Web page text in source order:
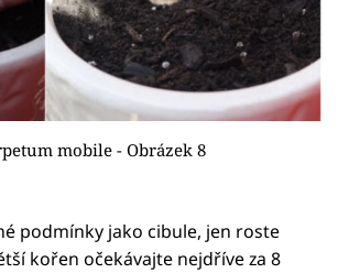
mobile - Obrázek 8
podmínky jako cibule, jen roste
kořen očekávajte nejdříve za 8